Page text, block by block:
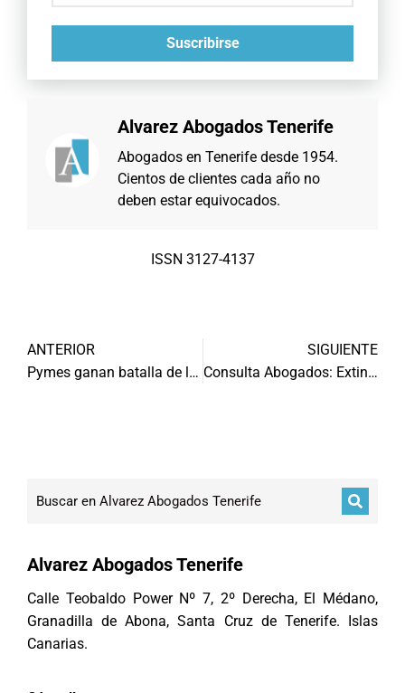
Suscribirse
Alvarez Abogados Tenerife
Abogados en Tenerife desde 1954.
Cientos de clientes cada año no
deben estar equivocados.
ISSN 3127-4137
ANTERIOR
Pymes ganan batalla de los swaps
SIGUIENTE
Consulta Abogados: Extinción servidumbres
Alvarez Abogados Tenerife
Calle Teobaldo Power Nº 7, 2º Derecha, El Médano,
Granadilla de Abona, Santa Cruz de Tenerife. Islas
Canarias.